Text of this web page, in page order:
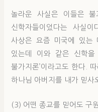
놀라운 사실은 이들은
신학자들이었다는 사실
사상은 요즘 미국에 있는
있는데 이와 같은 신학을
불가지론’이라고도 한다.
하나님 아버지를 내가 믿사
(3) 어떤 종교를 믿어도 구